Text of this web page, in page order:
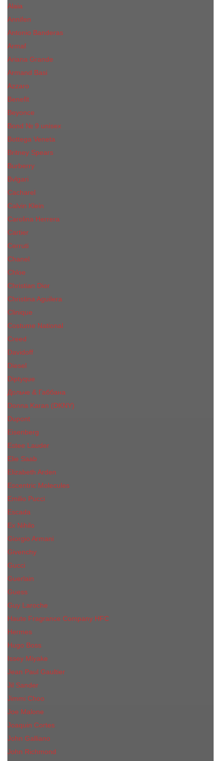
Alaia
Annifen
Antonio Banderas
Armaf
Ariana Grande
Armand Basi
Azzaro
Benefit
Beyonce
Bond № 9 unisex
Bottega Veneta
Britney Spears
Burberry
Bvlgari
Cacharel
Calvin Klein
Carolina Herrera
Cartier
Cerruti
Сhanеl
Chloe
Christian Dior
Christina Aguilera
Сliniquе
Costume National
Creed
Davidoff
Diesel
Diptyque
Дольче & Габбана
Donna Karan (DKNY)
Dupont
Eisenberg
Еsteе Lаudеr
Elie Saab
Elizabeth Arden
Escentric Molecules
Emilio Pucci
Escada
Ex Nihilo
Giorgio Armani
Givenchy
Gucci
Guerlain
Guess
Guy Laroche
Haute Fragrance Company HFC
Hermes
Hugo Boss
Issey Miyake
Jean Paul Gaultier
Jil Sander
Jimmi Choo
Jое Malоnе
Joaquin Cortes
John Galliano
John Richmond